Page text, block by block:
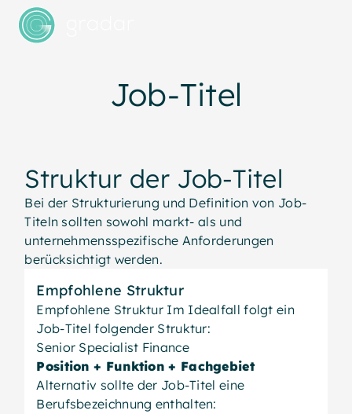
Job-Titel
Struktur der Job-Titel
Bei der Strukturierung und Definition von Job-
Titeln sollten sowohl markt- als und
unternehmensspezifische Anforderungen
berücksichtigt werden.
Empfohlene Struktur
Empfohlene Struktur Im Idealfall folgt ein
Job-Titel folgender Struktur:
Senior Specialist Finance
Position + Funktion + Fachgebiet
Alternativ sollte der Job-Titel eine
Berufsbezeichnung enthalten: